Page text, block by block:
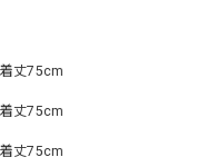
丈75cm
丈75cm
丈75cm